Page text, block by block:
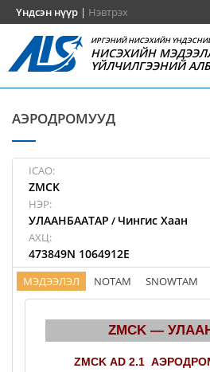
Үндсэн нүүр | Нэвтрэх
ИРГЭНИЙ НИСЭХИЙН
НИСЭХИЙН
ҮЙЛЧИЛГЭЭНИЙ
АЭРОДРОМУУД
ICAO:
ZMCK
НЭР:
УЛААНБААТАР / Чингис Хаан
АХЦ:
473849N 1064912E
МЭДЭЭЛЭЛ NOTAM SNOWTAM